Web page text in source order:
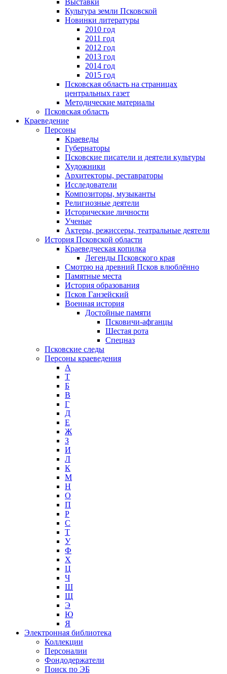
Культура земли Псковской
Новинки литературы
2010 год
2011 год
2012 год
2013 год
2014 год
2015 год
Псковская область на страницах
центральных газет
Методические материалы
Псковская область
Краеведение
Персоны
Краеведы
Губернаторы
Псковские писатели и деятели культуры
Художники
Архитекторы, реставраторы
Исследователи
Композиторы, музыканты
Религиозные деятели
Исторические личности
Ученые
Актеры, режиссеры, театральные деятели
История Псковской области
Краеведческая копилка
Легенды Псковского края
Смотрю на древний Псков влюблённо
Памятные места
История образования
Псков Ганзейский
Военная история
Достойные памяти
Псковичи-афганцы
Шестая рота
Спецназ
Псковские следы
Персоны краеведения
А
T
Б
В
Г
Д
Е
Ж
З
И
Л
К
М
Н
О
П
Р
С
Т
У
Ф
Х
Ц
Ч
Ш
Щ
Э
Ю
Я
Электронная библиотека
Коллекции
Персоналии
Фондодержатели
Поиск по ЭБ